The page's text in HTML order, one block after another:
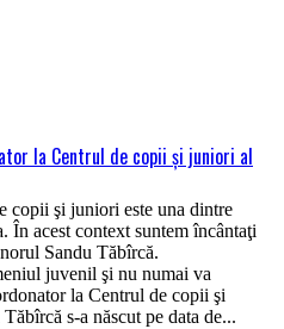
la Centrul de copii şi juniori al
copii şi juniori este una dintre
acest context suntem încântaţi
Sandu Tăbîrcă.
juvenil şi nu numai va
la Centrul de copii şi
s-a născut pe data de...